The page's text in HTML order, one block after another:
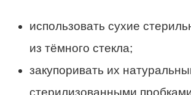
использовать сухие
из тёмного стекла;
закупоривать их
стерилизованными